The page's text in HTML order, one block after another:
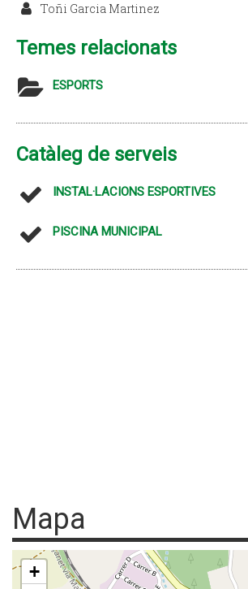
Toñi Garcia Martinez
Temes relacionats
ESPORTS
Catàleg de serveis
INSTAL·LACIONS ESPORTIVES
PISCINA MUNICIPAL
Mapa
+